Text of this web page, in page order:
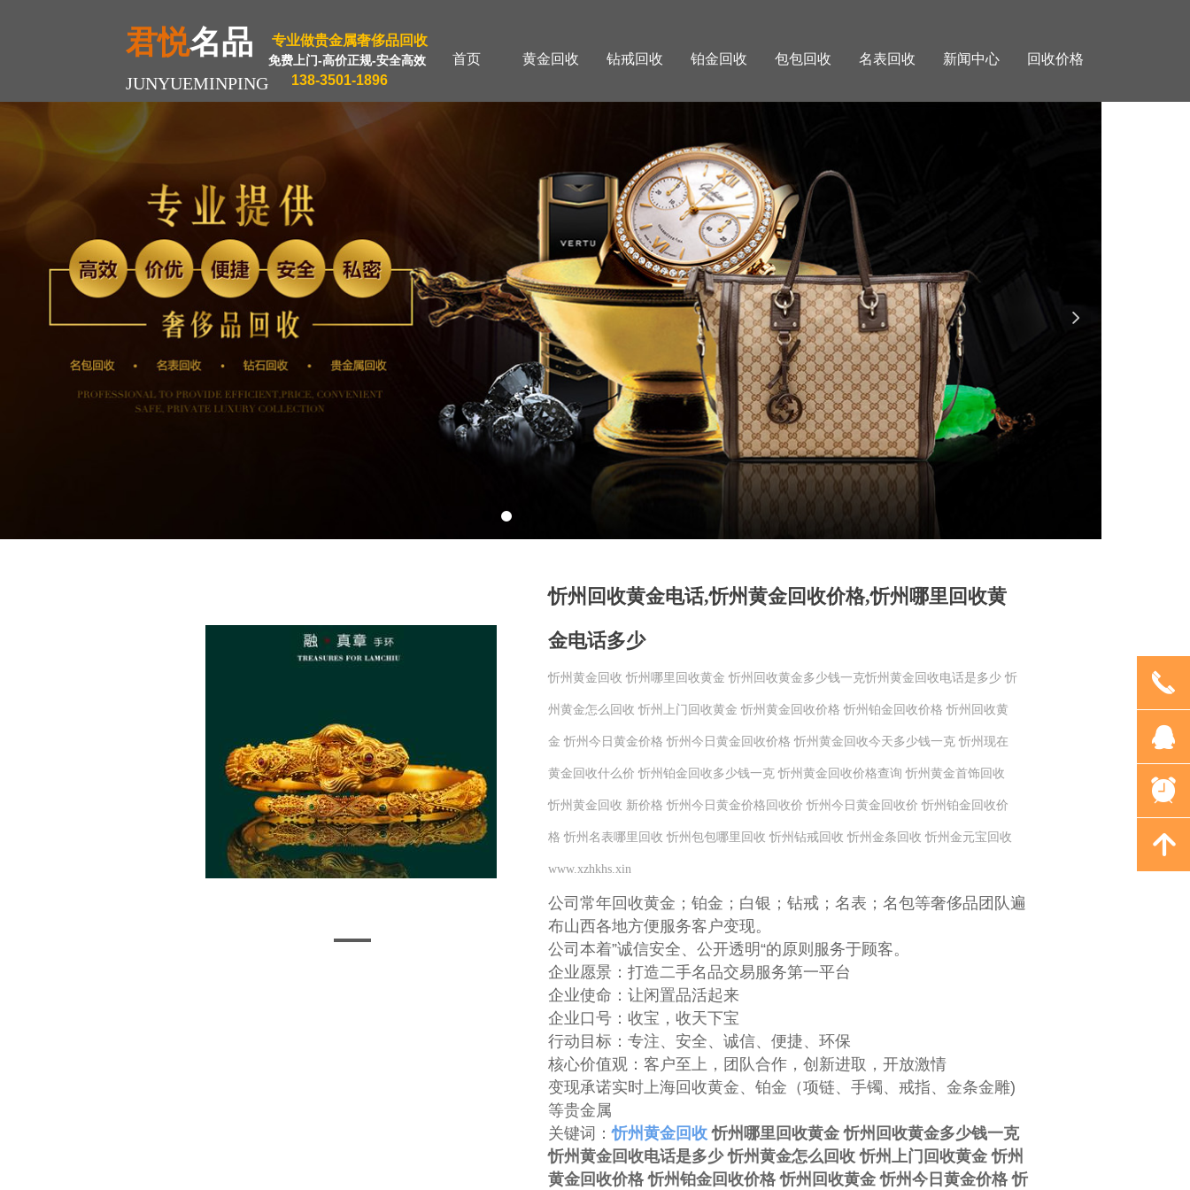
JUNYUEMINPING
专业做贵金属奢侈品回收
免费上门-高价正规-安全高效
君悦名品
138-3501-1896
首页 黄金回收 钻戒回收 铂金回收 包包回收 名表回收 新闻中心 回收价格
넲
忻州回收黄金电话,忻州黄金回收价格,忻州哪里回收黄
金电话多少
忻州黄金回收 忻州哪里回收黄金 忻州回收黄金多少钱一克忻州黄金回收电话是多少 忻
州黄金怎么回收 忻州上门回收黄金 忻州黄金回收价格 忻州铂金回收价格 忻州回收黄
金 忻州今日黄金价格 忻州今日黄金回收价格 忻州黄金回收今天多少钱一克 忻州现在
黄金回收什么价 忻州铂金回收多少钱一克 忻州黄金回收价格查询 忻州黄金首饰回收
忻州黄金回收 新价格 忻州今日黄金价格回收价 忻州今日黄金回收价 忻州铂金回收价
格 忻州名表哪里回收 忻州包包哪里回收 忻州钻戒回收 忻州金条回收 忻州金元宝回收
www.xzhkhs.xin
公司常年回收黄金；铂金；白银；钻戒；名表；名包等奢‌‌‌‌侈品团队遍
布山西各地方便服务客户变现。
公司本着”诚信安全、公开透明“的原则服务于顾客。
企业愿景：打造二手名品交易服务第一平台
企业使命：让闲置品活起来
企业口号：收宝，收天下宝
行动目标：专注、安全、诚信、便捷、环保
核心价值观：客户至上，团队合作，创新进取，开放激情
变现承诺实时上海回收黄金、铂金（项链、手镯、戒指、金条金雕)
等贵金属
关键词：忻州黄金回收 忻州哪里回收黄金 忻州回收黄金多少钱一克
忻州黄金回收电话是多少 忻州黄金怎么回收 忻州上门回收黄金 忻州
黄金回收价格 忻州铂金回收价格 忻州回收黄金 忻州今日黄金价格 忻
끅
뀩
뀥
녕